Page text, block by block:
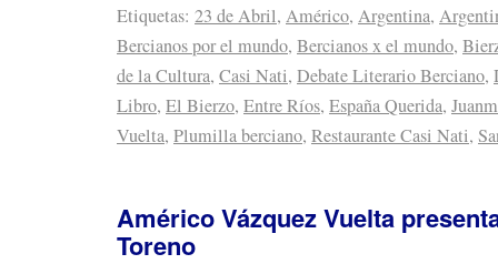
Etiquetas: 23 de Abril, Américo, Argentina,
Bercianos por el mundo, Bercianos x el mundo,
de la Cultura, Casi Nati, Debate Literario Berciano,
Libro, El Bierzo, Entre Ríos, España Querida,
Vuelta, Plumilla berciano, Restaurante Casi Nati,
Américo Vázquez Vuelta
Toreno